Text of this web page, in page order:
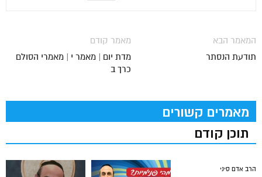
מאמר קודם
מדת יום | מאמר י | מאמרי הסולם
כרך ב
המאמר הבא
תודעת הנסתר
מאמרים קשורים
תוכן קודם
הרב אדם סיני